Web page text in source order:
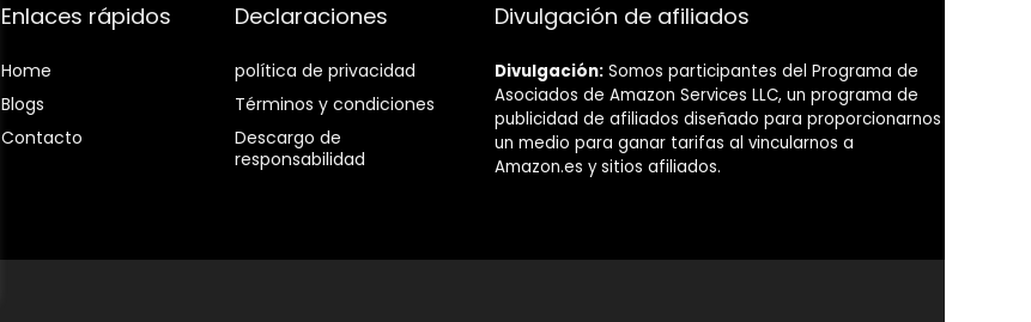
Enlaces rápidos
Home
Blogs
Contacto
Declaraciones
política de privacidad
Términos y condiciones
Descargo de
responsabilidad
Divulgación de afiliados
Divulgación: Somos participantes del Programa de
Asociados de Amazon Services LLC, un programa de
publicidad de afiliados diseñado para proporcionarnos
un medio para ganar tarifas al vincularnos a
Amazon.es y sitios afiliados.